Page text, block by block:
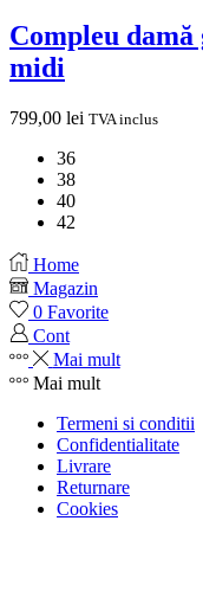
Compleu
midi
799,00 lei TVA inclus
36
38
40
42
Home
Magazin
0 Favorite
Cont
Mai mult
Mai mult
Termeni si conditii
Confidentialitate
Livrare
Returnare
Cookies